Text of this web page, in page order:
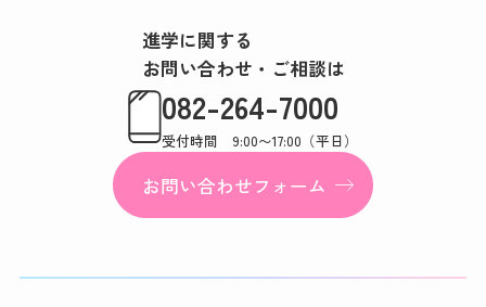
進学に関する
お問い合わせ・ご相談は
082-264-7000
受付時間 9:00〜17:00（平日）
お問い合わせフォーム